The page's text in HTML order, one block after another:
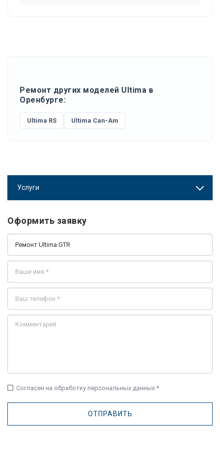
Ремонт других моделей Ultima в
Оренбурге:
Ultima RS Ultima Can-Am
Услуги
Оформить заявку
check_box_outline_blank Согласен на обработку персональных данных *